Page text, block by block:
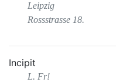
Leipzig
Rossstrasse 18.
Incipit
L. Fr!